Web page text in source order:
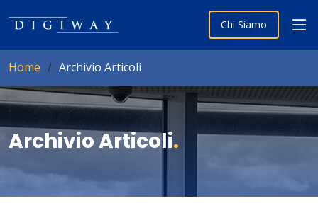
Chi Siamo
Home Archivio Articoli
Archivio Articoli.